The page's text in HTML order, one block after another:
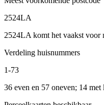
2524LA
2524LA komt het vaakst voor
Verdeling huisnummers
1-73
36 even en 57 oneven; 14